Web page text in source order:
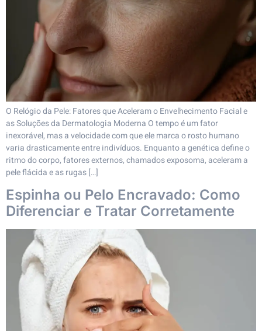
O Relógio da Pele: Fatores que Aceleram o Envelhecimento Facial e
as Soluções da Dermatologia Moderna O tempo é um fator
inexorável, mas a velocidade com que ele marca o rosto humano
varia drasticamente entre indivíduos. Enquanto a genética define o
ritmo do corpo, fatores externos, chamados exposoma, aceleram a
pele flácida e as rugas […]
Espinha ou Pelo Encravado: Como
Diferenciar e Tratar Corretamente